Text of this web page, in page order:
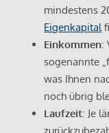
mindestens
Eigenkapital
Einkommen:
sogenannte
was Ihnen
noch übrig
Laufzeit: Je